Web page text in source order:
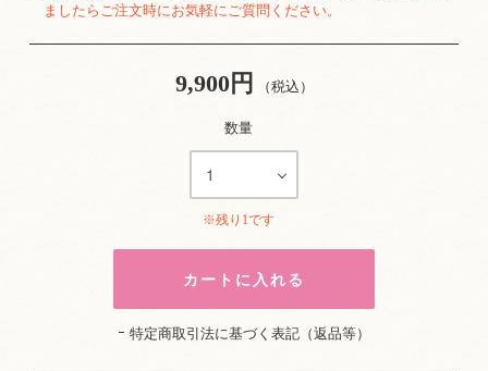
ましたらご注文時にお気軽にご質問ください。
9,900円 （税込）
数量
※残り1です
特定商取引法に基づく表記（返品等）